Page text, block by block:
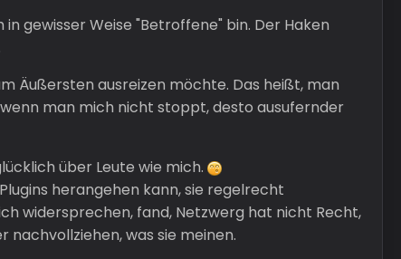
gewisser Weise "Betroffene" bin. Der Haken
Äußersten ausreizen möchte. Das heißt, man
man mich nicht stoppt, desto ausufernder
über Leute wie mich.
herangehen kann, sie regelrecht
widersprechen, fand, Netzwerg hat nicht Recht,
was sie meinen.